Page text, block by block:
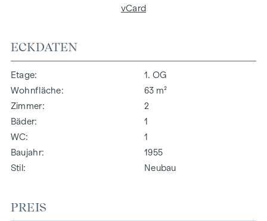
ECKDATEN
Etage
1. OG
Wohnfläche
63 m²
Zimmer
2
Bäder
1
WC
1
Baujahr
1955
Stil
Neubau
PREIS
vCard